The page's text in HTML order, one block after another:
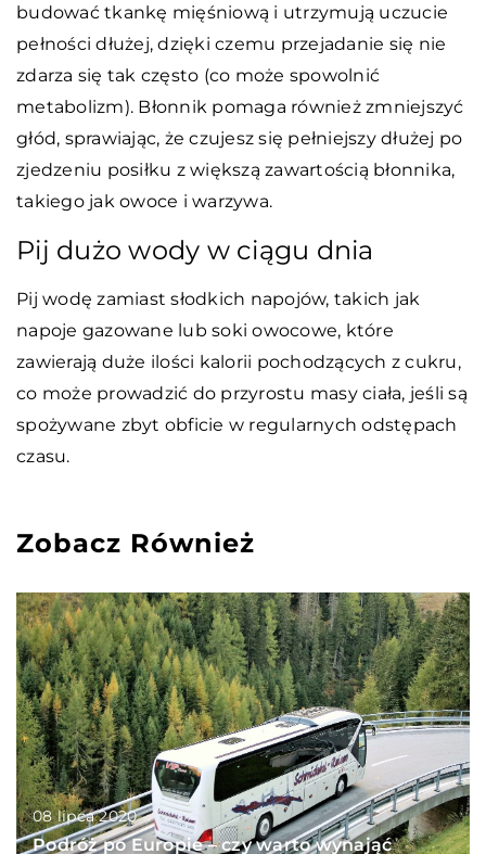
budować tkankę mięśniową i utrzymują uczucie
pełności dłużej, dzięki czemu przejadanie się nie
zdarza się tak często (co może spowolnić
metabolizm). Błonnik pomaga również zmniejszyć
głód, sprawiając, że czujesz się pełniejszy dłużej po
zjedzeniu posiłku z większą zawartością błonnika,
takiego jak owoce i warzywa.
Pij dużo wody w ciągu dnia
Pij wodę zamiast słodkich napojów, takich jak
napoje gazowane lub soki owocowe, które
zawierają duże ilości kalorii pochodzących z cukru,
co może prowadzić do przyrostu masy ciała, jeśli są
spożywane zbyt obficie w regularnych odstępach
czasu.
Zobacz Również
08 lipca 2020
Podróż po Europie – czy warto wynająć